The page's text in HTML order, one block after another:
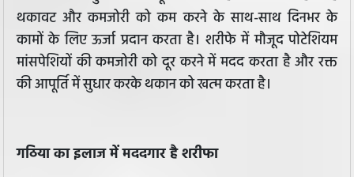
थकावट और कमजोरी को कम करने के साथ-साथ दिनभर के
कामों के लिए ऊर्जा प्रदान करता है। शरीफे में मौजूद पोटेशियम
मांसपेशियों की कमजोरी को दूर करने में मदद करता है और रक्त
की आपूर्ति में सुधार करके थकान को खत्म करता है।
गठिया का इलाज में मददगार है शरीफा